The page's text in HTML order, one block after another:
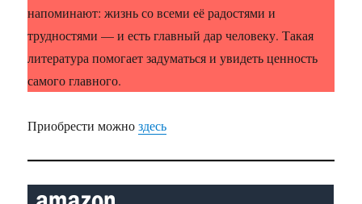
напоминают: жизнь со всеми её радостями и
трудностями — и есть главный дар человеку. Такая
литература помогает задуматься и увидеть ценность
самого главного.
Приобрести можноздесь